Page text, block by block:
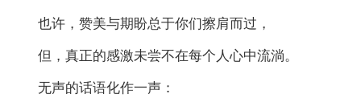
也许，赞美与期盼总于你们擦肩而过，
但，真正的感激未尝不在每个人心中流淌。
无声的话语化作一声：